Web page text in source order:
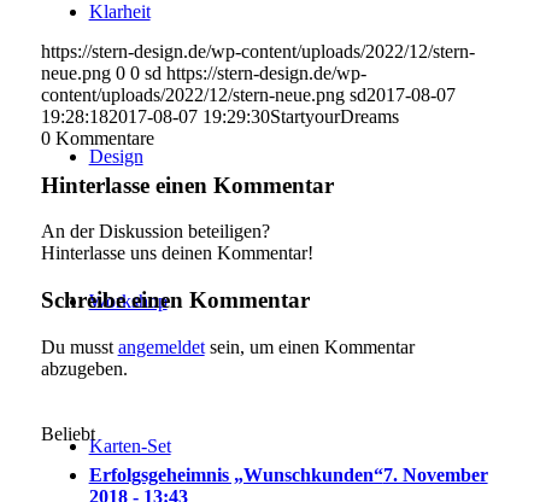
Klarheit
Design
Workshop
Karten-Set
https://stern-design.de/wp-content/uploads/2022/12/stern-
neue.png 0 0 sd https://stern-design.de/wp-
content/uploads/2022/12/stern-neue.png sd2017-08-07
19:28:182017-08-07 19:29:30StartyourDreams
0 Kommentare
Hinterlasse einen Kommentar
An der Diskussion beteiligen?
Hinterlasse uns deinen Kommentar!
Schreibe einen Kommentar
Du musst angemeldetsein, um einen Kommentar
abzugeben.
Beliebt
Erfolgsgeheimnis „Wunschkunden“7. November
2018 - 13:43